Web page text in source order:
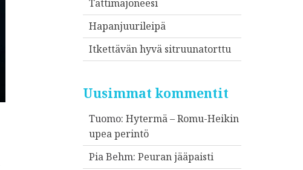
Tattimajoneesi
Hapanjuurileipä
Itkettävän hyvä sitruunatorttu
Uusimmat kommentit
Tuomo: Hytermä – Romu-Heikin
upea perintö
Pia Behm: Peuran jääpaisti